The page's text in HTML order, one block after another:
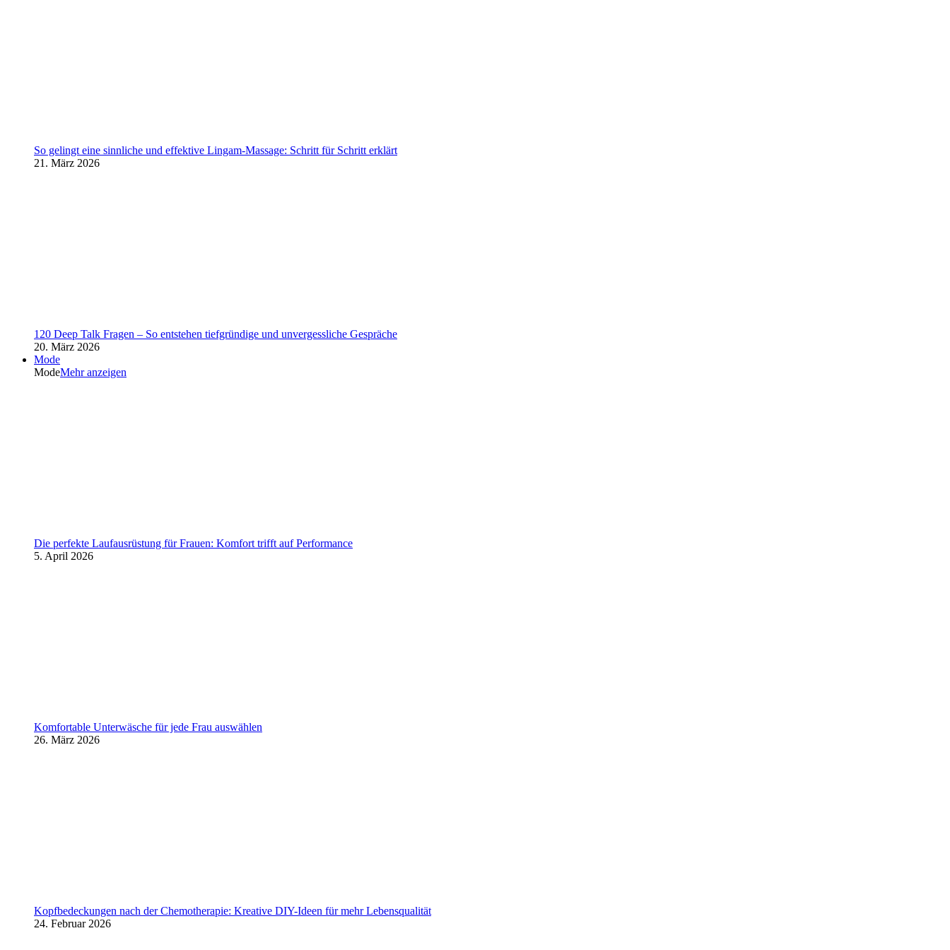
So gelingt eine sinnliche und effektive Lingam-Massage: Schritt für Schritt erklärt
21. März 2026
120 Deep Talk Fragen – So entstehen tiefgründige und unvergessliche Gespräche
20. März 2026
Mode
ModeMehr anzeigen
Die perfekte Laufausrüstung für Frauen: Komfort trifft auf Performance
5. April 2026
Komfortable Unterwäsche für jede Frau auswählen
26. März 2026
Kopfbedeckungen nach der Chemotherapie: Kreative DIY-Ideen für mehr Lebensqualität
24. Februar 2026